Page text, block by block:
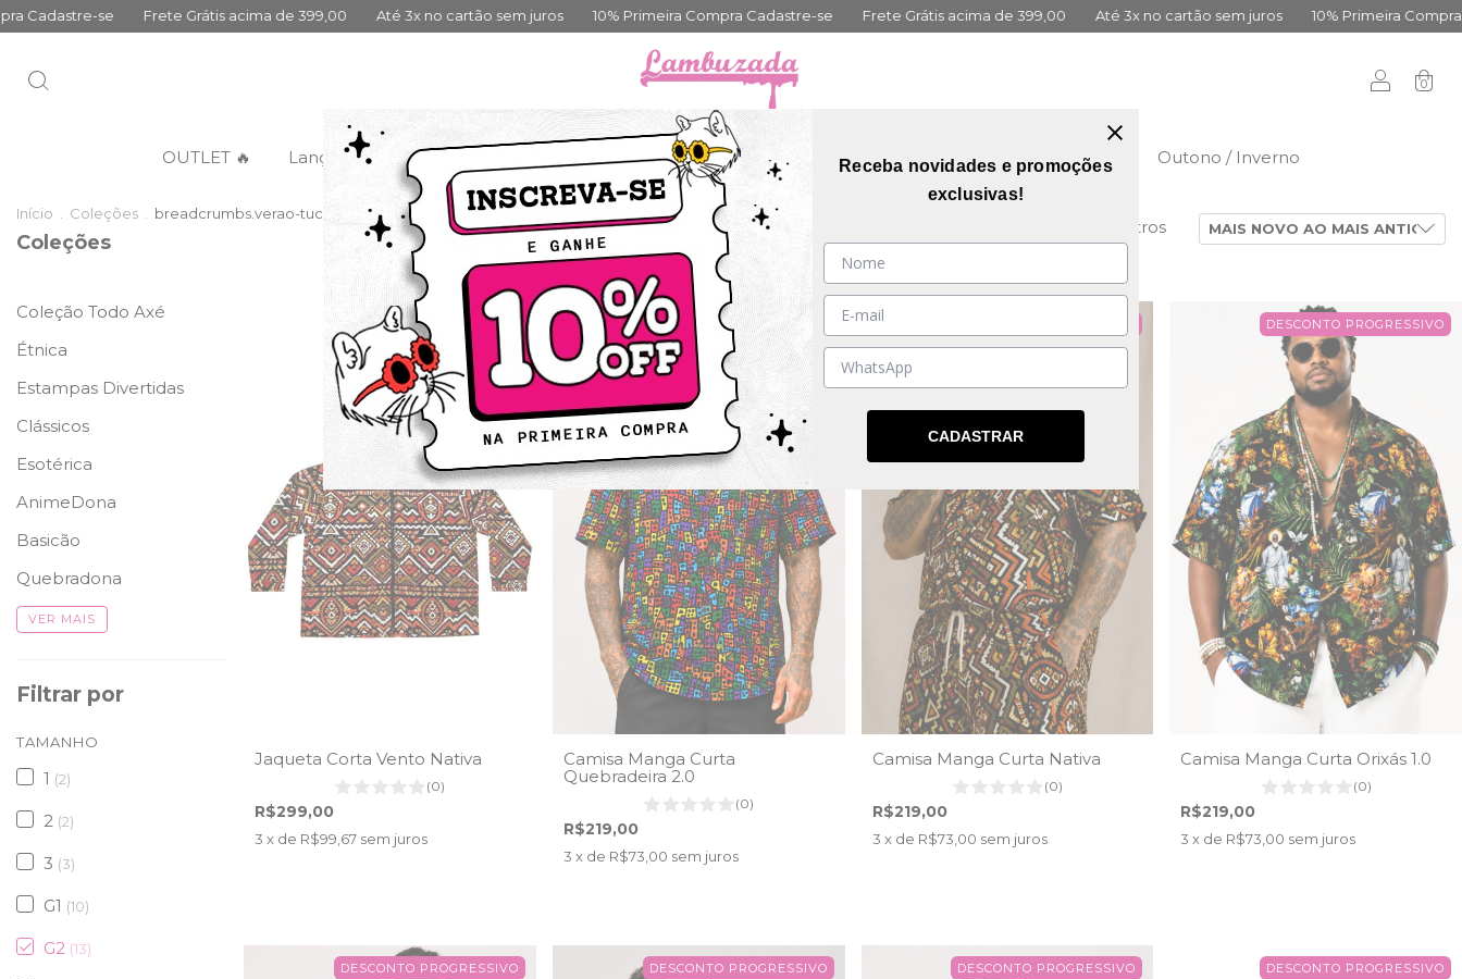
Frete Grátis acima de 399,00 Até 3x no cartão sem juros 10% Primeira Compra Cadastre-se Frete Grátis acima de 399,00 Até 3x no cartão sem juros 10% Primeira Compra Cadastre-se
0
OUTLET 🔥 Lançamentos Categorias Coleções Mais Vendidos Guia de medidas Vai Brasil Outono / Inverno
Início Coleções breadcrumbs.verao-tucaneiro
Coleções
Limpar filtros
Coleção Todo Axé
Étnica
Estampas Divertidas
Clássicos
Esotérica
AnimeDona
Basicão
Quebradona
VER MAIS
Filtrar por
TAMANHO
1 (2)
2 (2)
3 (3)
G1 (10)
G2 (13)
DESCONTO PROGRESSIVO
Jaqueta Corta Vento Nativa
(0)
R$299,00
3 x de R$99,67 sem juros
DESCONTO PROGRESSIVO
Camisa Manga Curta
Quebradeira 2.0
(0)
R$219,00
3 x de R$73,00 sem juros
Camisa Manga Curta Nativa
(0)
R$219,00
3 x de R$73,00 sem juros
DESCONTO PROGRESSIVO
Camisa Manga Curta Orixás 1.0
(0)
R$219,00
3 x de R$73,00 sem juros
DESCONTO PROGRESSIVO DESCONTO PROGRESSIVO DESCONTO PROGRESSIVO DESCONTO PROGRESSIVO
Receba novidades e promoções
exclusivas!
CADASTRAR